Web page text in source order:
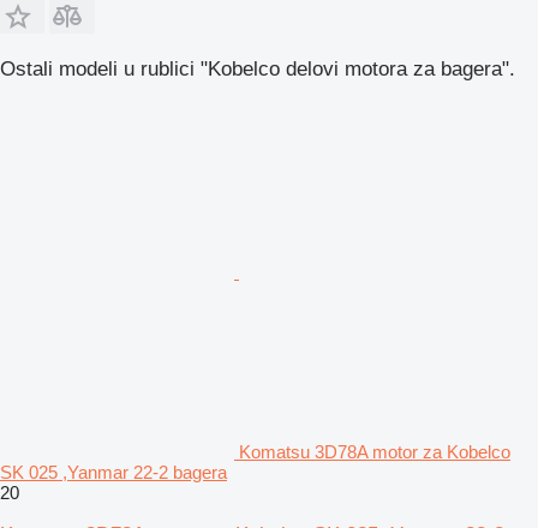
Ostali modeli u rublici "Kobelco delovi motora za bagerа".
Komatsu 3D78A motor za Kobelco
SK 025 ,Yanmar 22-2 bagera
20